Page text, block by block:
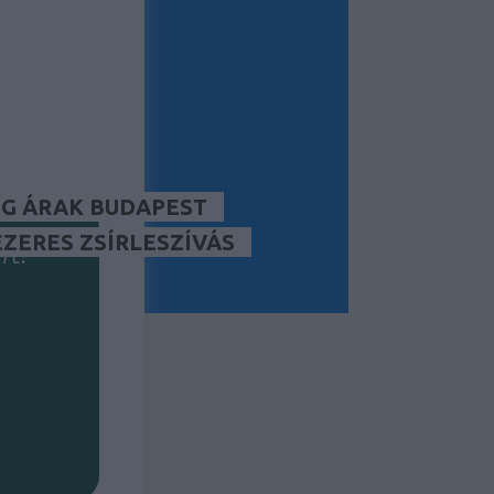
ÁRAK BUDAPEST
ZSÍRLESZÍVÁS